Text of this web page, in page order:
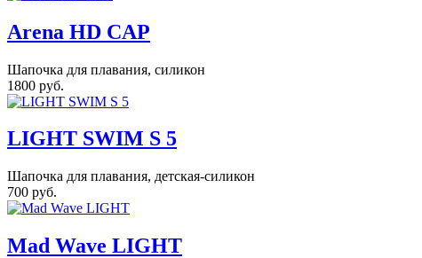
Arena HD CAP
Шапочка для плавания, силикон
1800 руб.
LIGHT SWIM S 5
Шапочка для плавания, детская-силикон
700 руб.
Mad Wave LIGHT